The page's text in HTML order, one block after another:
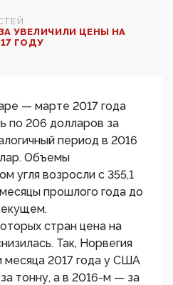
УВЕЛИЧИЛИ ЦЕНЫ НА
ГОДУ
— марте 2017 года
по 206 долларов за
период в 2016
Объемы
угля возросли с 355,1
прошлого года до
стран цена на
Так, Норвегия
месяца 2017 года у США
тонну, а в 2016-м — за